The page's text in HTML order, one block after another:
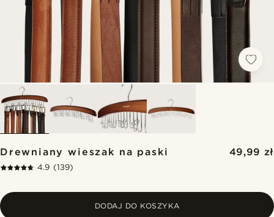
Drewniany wieszak na paski 49,99 zł
4.9 (139)
DODAJ DO KOSZYKA